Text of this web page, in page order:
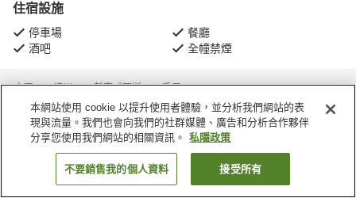
住宿設施
停車場
餐廳
酒吧
全幢禁煙
主頁 澳洲 新南威爾斯 悉尼
Sydney
Novotel Sydney Darling Square
找客房
本網站使用 cookie 以提升使用者體驗，並分析我們網站的表
現與流量。我們也會向我們的社群媒體、廣告和分析合作夥伴
分享您使用我們網站的相關資訊。
私隱政策
不要銷售我的個人資料 接受所有